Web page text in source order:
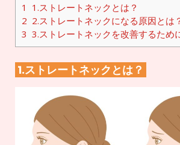
1
1.ストレートネックとは？
2 2.ストレートネックになる原因とは
3 3.ストレートネックを改善するため
1.ストレートネックとは？